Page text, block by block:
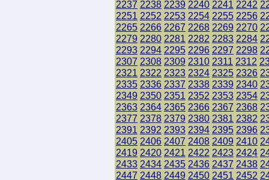
2237 2238 2239 2240 2241 2242
2251 2252 2253 2254 2255 2256
2265 2266 2267 2268 2269 2270
2279 2280 2281 2282 2283 2284
2293 2294 2295 2296 2297 2298
2307 2308 2309 2310 2311 2312
2321 2322 2323 2324 2325 2326
2335 2336 2337 2338 2339 2340
2349 2350 2351 2352 2353 2354
2363 2364 2365 2366 2367 2368
2377 2378 2379 2380 2381 2382
2391 2392 2393 2394 2395 2396
2405 2406 2407 2408 2409 2410
2419 2420 2421 2422 2423 2424
2433 2434 2435 2436 2437 2438
2447 2448 2449 2450 2451 2452